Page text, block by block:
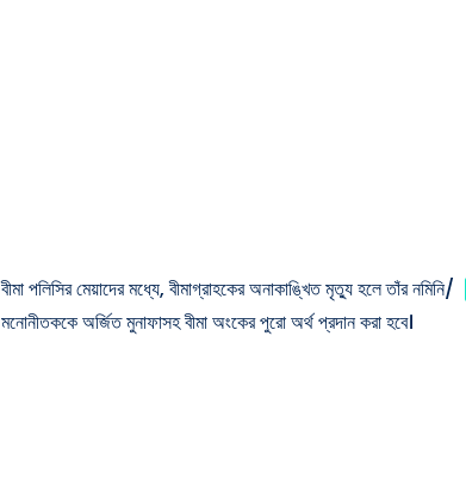
বীমা পলিসির মেয়াদের মধ্যে, বীমাগ্রাহকের অনাকাঙ্খিত মৃত্যু হলে তাঁর নমিনি/
মনোনীতককে অর্জিত মুনাফাসহ বীমা অংকের পুরো অর্থ প্রদান করা হবে।